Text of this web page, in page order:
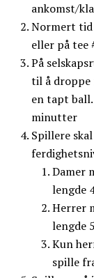
ankomst/
Normert
eller på tee
På
til å droppe
en tapt
minutter
Spillere
Damer
lengde
Herrer
lengde
Kun
spille